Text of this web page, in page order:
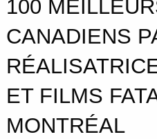
100
CANADIENS
ET FILMS
MONTRÉAL